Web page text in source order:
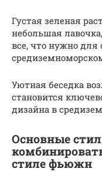
Густая зеленая
небольшая
все, что нужно для
Уютная беседка
становится
дизайна в
Основные
стиле фьюжн